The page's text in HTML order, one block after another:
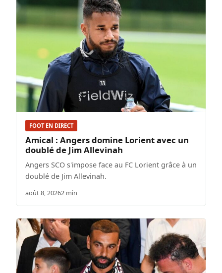
FOOT EN DIRECT
Amical : Angers domine Lorient avec un
doublé de Jim Allevinah
Angers SCO s'impose face au FC Lorient grâce à un
doublé de Jim Allevinah.
août 8, 20262 min